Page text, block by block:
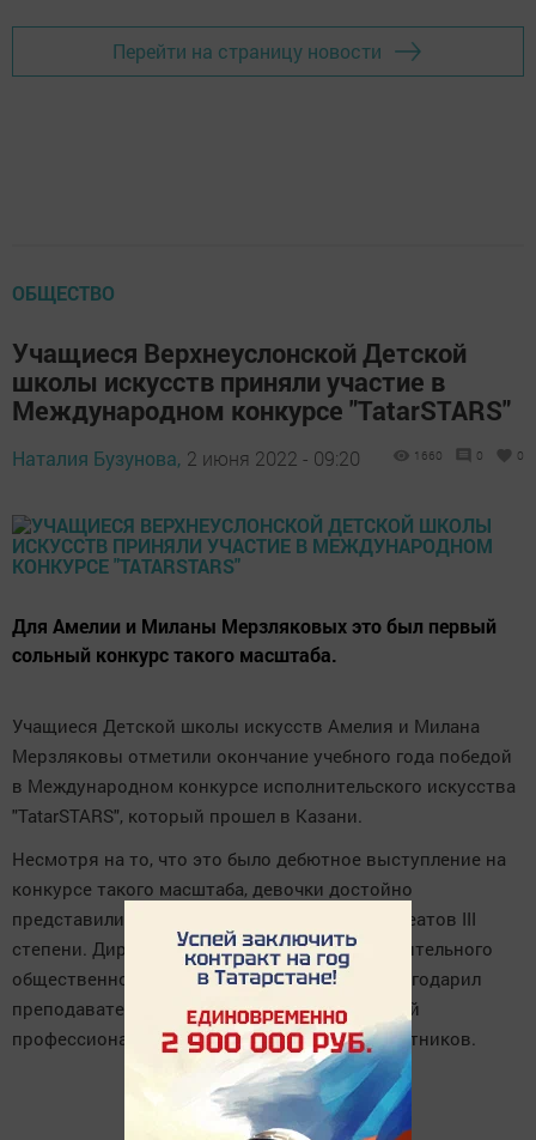
Перейти на страницу новости
ОБЩЕСТВО
Учащиеся Верхнеуслонской Детской
школы искусств приняли участие в
Международном конкурсе "TatarSTARS"
Наталия Бузунова, 2 июня 2022 - 09:20 1660 0 0
Для Амелии и Миланы Мерзляковых это был первый
сольный конкурс такого масштаба.
Учащиеся Детской школы искусств Амелия и Милана
Мерзляковы отметили окончание учебного года победой
в Международном конкурсе исполнительского искусства
"TatarSTARS", который прошел в Казани.
Несмотря на то, что это было дебютное выступление на
конкурсе такого масштаба, девочки достойно
представили район и завоевали звание Лауреатов III
степени. Директор Регионального благотворительного
общественного фонда Данияр Соколов поблагодарил
преподавателя Татьяну Егорихину за высокий
профессиональный уровень подготовки участников.